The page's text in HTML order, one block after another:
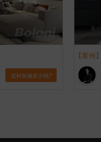
这样装修多少钱?
【案例